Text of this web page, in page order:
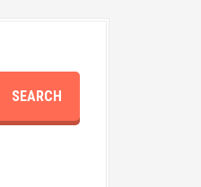
SEARCH